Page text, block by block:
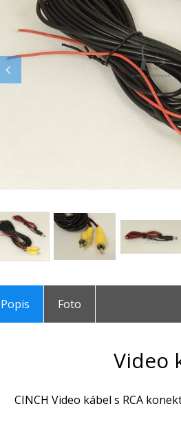
Popis Foto
Video
CINCH Video kábel s RCA